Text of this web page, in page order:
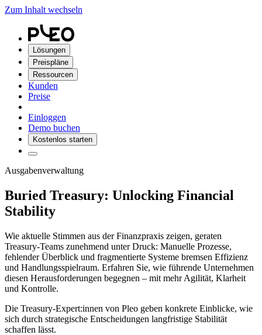
Zum Inhalt wechseln
Lösungen
Preispläne
Ressourcen
Kunden
Preise
Einloggen
Demo buchen
Kostenlos starten
Ausgabenverwaltung
Buried Treasury: Unlocking Financial
Stability
Wie aktuelle Stimmen aus der Finanzpraxis zeigen, geraten
Treasury-Teams zunehmend unter Druck: Manuelle Prozesse,
fehlender Überblick und fragmentierte Systeme bremsen Effizienz
und Handlungsspielraum. Erfahren Sie, wie führende Unternehmen
diesen Herausforderungen begegnen – mit mehr Agilität, Klarheit
und Kontrolle.
Die Treasury-Expert:innen von Pleo geben konkrete Einblicke, wie
sich durch strategische Entscheidungen langfristige Stabilität
schaffen lässt.